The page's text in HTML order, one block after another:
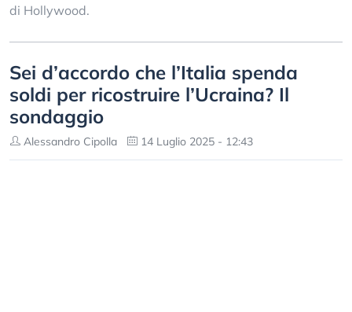
di Hollywood.
Sei d’accordo che l’Italia spenda
soldi per ricostruire l’Ucraina? Il
sondaggio
Alessandro Cipolla 14 Luglio 2025 - 12:43